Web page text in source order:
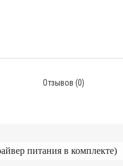
Отзывов (0)
питания в комплекте)